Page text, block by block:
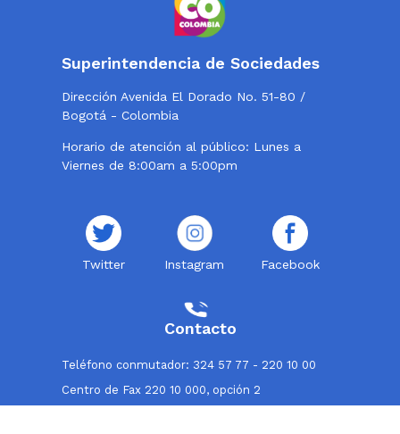
Superintendencia de Sociedades
Dirección Avenida El Dorado No. 51-80 /
Bogotá - Colombia
Horario de atención al público: Lunes a
Viernes de 8:00am a 5:00pm
Twitter Instagram Facebook
Contacto
Teléfono conmutador: 324 57 77 - 220 10 00
Centro de Fax 220 10 000, opción 2